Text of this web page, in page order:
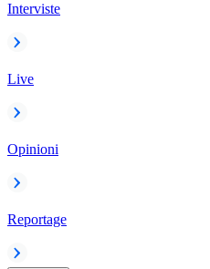
Interviste
Live
Opinioni
Reportage